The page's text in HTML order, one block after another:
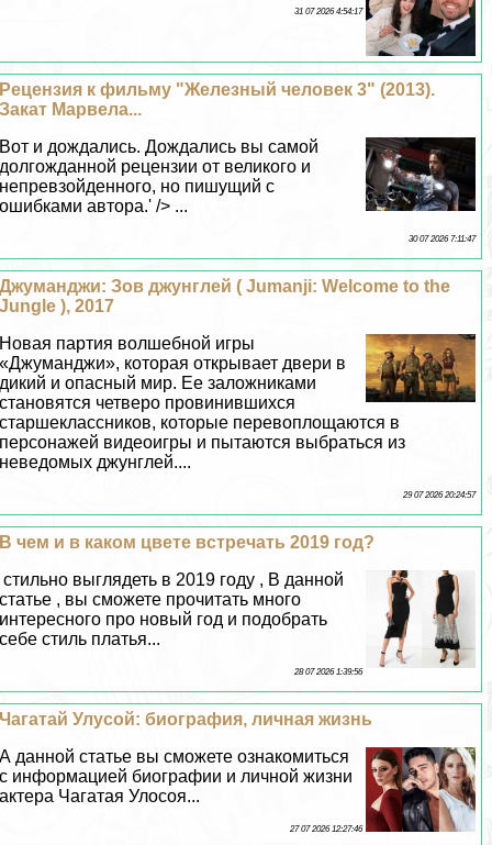
31 07 2026 4:54:17
Рецензия к фильму "Железный человек 3" (2013).
Закат Марвела...
Вот и дождались. Дождались вы самой
долгожданной рецензии от великого и
непревзойденного, но пишущий с
ошибками автора.' /> ...
30 07 2026 7:11:47
Джумaнджи: Зов джунглей ( Jumanji: Welcome to the
Jungle ), 2017
Новая партия волшебной игры
«Джумaнджи», которая открывает двери в
дикий и опасный мир. Ее заложниками
становятся четверо провинившихся
старшеклассников, которые перевоплощаются в
персонажей видеоигры и пытаются выбраться из
неведомых джунглей....
29 07 2026 20:24:57
В чем и в каком цвете встречать 2019 год?
стильно выглядеть в 2019 году , В данной
статье , вы сможете прочитать много
интересного про новый год и подобрать
себе стиль платья...
28 07 2026 1:39:56
Чагатай Улусой: биография, личная жизнь
А данной статье вы сможете ознакомиться
с информацией биографии и личной жизни
актера Чагатая Улосоя...
27 07 2026 12:27:46